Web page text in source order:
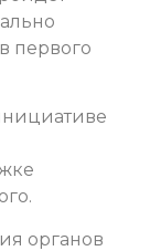
первого
органов